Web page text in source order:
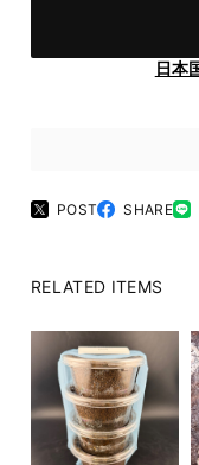
日本
POST SHARE
RELATED ITEMS